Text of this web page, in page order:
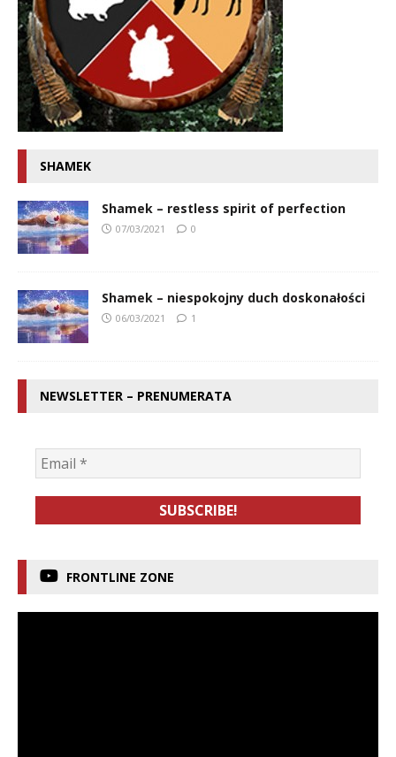
SHAMEK
Shamek – restless spirit of perfection
07/03/2021 0
Shamek – niespokojny duch doskonałości
06/03/2021 1
NEWSLETTER – PRENUMERATA
FRONTLINE ZONE